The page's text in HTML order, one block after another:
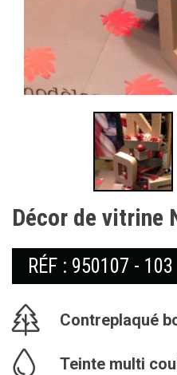
Décor de vitrine
RÉF : 950107 - 103
Contreplaqué
Teinte multi